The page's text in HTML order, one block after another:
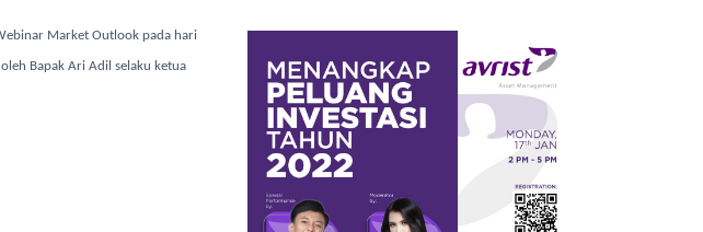
Market Outlook pada hari
Bapak Ari Adil selaku ketua